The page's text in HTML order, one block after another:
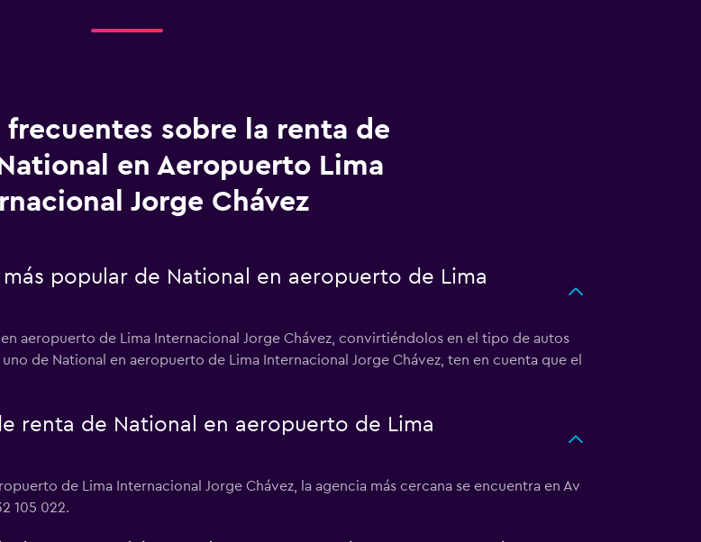
frecuentes sobre la renta de
en Aeropuerto Lima
Jorge Chávez
popular de National en aeropuerto de Lima
aeropuerto de Lima Internacional Jorge Chávez, convirtiéndolos en el tipo de autos
de National en aeropuerto de Lima Internacional Jorge Chávez, ten en cuenta que el
renta de National en aeropuerto de Lima
de Lima Internacional Jorge Chávez, la agencia más cercana se encuentra en Av
105 022.